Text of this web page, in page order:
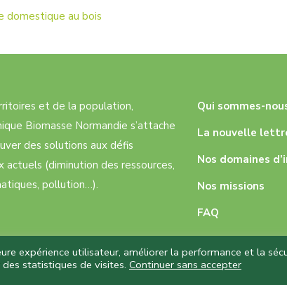
domestique au bois
et de la population,
Biomasse Normandie s’attache
des solutions aux défis
actuels (diminution des ressources,
pollution…).
Qui sommes-
La nouvelle
Nos domaines
Nos missions
FAQ
droits réservés – RéalisationCapture Communication
expérience utilisateur, améliorer la performance et la
statistiques de visites. Continuer sans accepter